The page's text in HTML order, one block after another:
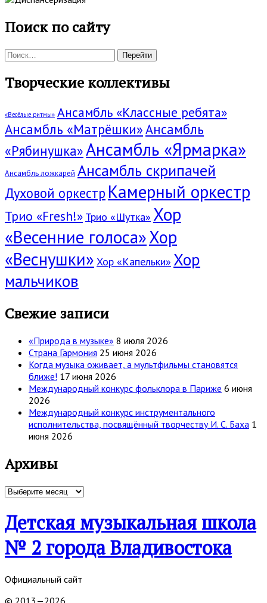
Поиск по сайту
Поиск:
Творческие коллективы
«Весёлые ритмы» Ансамбль «Классные ребята»
Ансамбль «Матрёшки»Ансамбль
«Рябинушка»Ансамбль «Ярмарка»
Ансамбль ложкарей Ансамбль скрипачей
Духовой оркестр Камерный оркестр
Трио «Fresh!» Трио «Шутка» Хор
«Весенние голоса»Хор
«Веснушки» Хор «Капельки» Хор
мальчиков
Свежие записи
«Природа в музыке» 8 июля 2026
Страна Гармония 25 июня 2026
Когда музыка оживает, а мультфильмы становятся
ближе! 17 июня 2026
Международный конкурс фольклора в Париже 6 июня
2026
Международный конкурс инструментального
исполнительства, посвящённый творчеству И. С. Баха 1
июня 2026
Архивы
Архивы
Детская музыкальная школа
№ 2 города Владивостока
Официальный сайт
© 2013—2026